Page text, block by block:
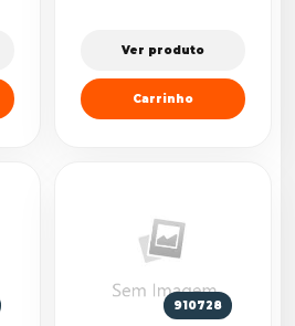
Ver produto
Carrinho
910728